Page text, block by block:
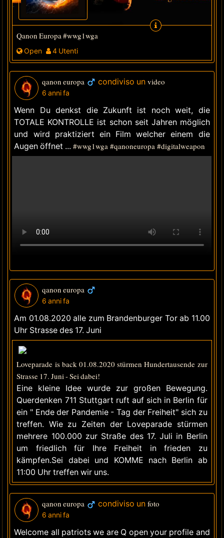
Qanon Europa #wwg1wga
Open 4 Utenti
qanon europa condiviso unvideo
6 anni fa
Wenn Du denkst die Zukunft ist noch weit, die
TOTALE KONTROLLE ist schon seit Jahren möglich
und wird praktiziert ein Film welcher einem die
Augen öffnet ...#wwg1wga #qanoneuropa #digitalweapon
qanon europa
6 anni fa
Am 01.08.2020 alle zum Brandenburger Tor ab 11.00
Uhr Strasse des 17. Juni
Loveparade is back 01.08.2020 stürmen Hundertausende zur
Strasse 17. Juni - Sei dabei!
Eine kleine Idee wurde zur großen Bewegung.
Querdenken 711 Stuttgart ruft auf sich in Berlin für
ein " Ende der Pandemie - Tag der Freiheit" sich zu
treffen. Wie zu Zeiten der Loveparade stürmen
mehrere 100.000 zur Straße des 17. Juli in Berlin
um friedlich für Ihre Freiheit in frieden zu
kämpfen.Sei dabei und KOMME nach Berlin ab
11:00 Uhr treffen wir uns.
qanon europa condiviso unfoto
6 anni fa
Welcome all patriots we are Q open your profile and